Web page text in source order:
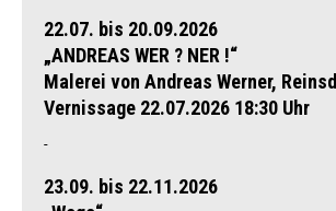
22.07. bis 20.09.2026
„ANDREAS WER ? NER !“
Malerei von Andreas Werner,
Vernissage 22.07.2026 18:30 Uhr
-
23.09. bis 22.11.2026